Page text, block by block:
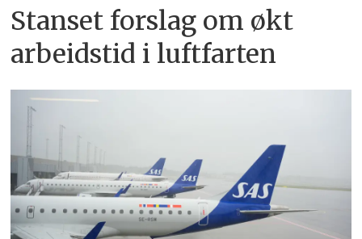
Stanset forslag om økt
arbeidstid i luftfarten